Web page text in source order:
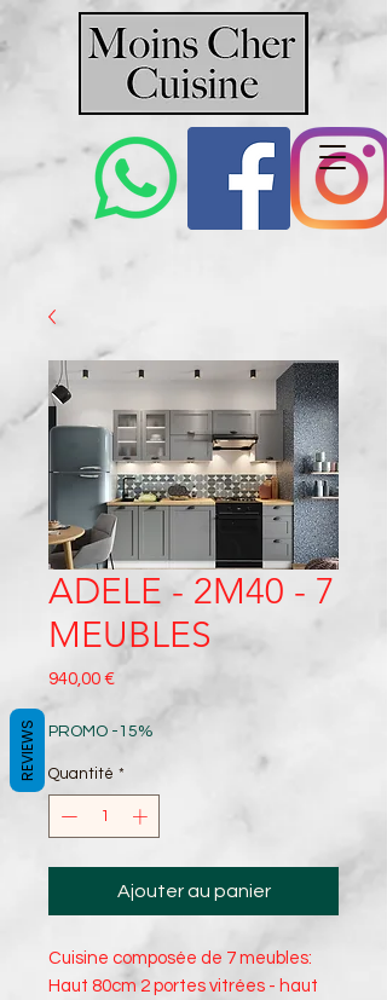
ADELE - 2M40 - 7
MEUBLES
940,00 €Prix
PROMO -15%
Quantité *
Ajouter au panier
Cuisine composée de 7 meubles:
Haut 80cm 2 portes vitrées - haut
REVIEWS